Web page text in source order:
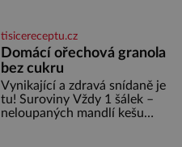
asociace, reprezentačních týmů
i českého fotbalu v regionech.
Partner
tisicereceptu.cz
Domácí ořechová granola
bez cukru
Vynikající a zdravá snídaně je
tu! Suroviny Vždy 1 šálek –
neloupaných mandlí kešu